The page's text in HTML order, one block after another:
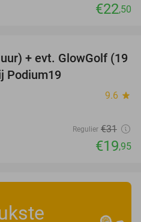
€22,50
36%
+ evt. GlowGolf (19
Podium19
9.6 star
Regulier €31
€19,95